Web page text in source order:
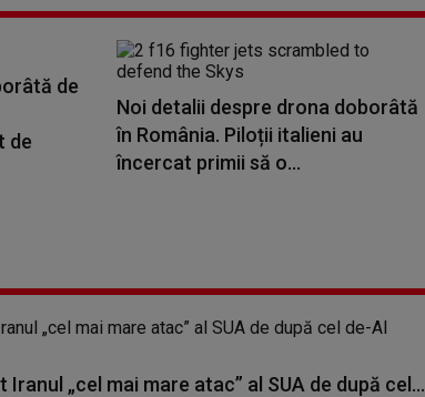
de
de
Noi detalii despre drona doborâtă
în România. Piloții italieni au
încercat primii să o...
„cel mai mare atac” al SUA de după cel...